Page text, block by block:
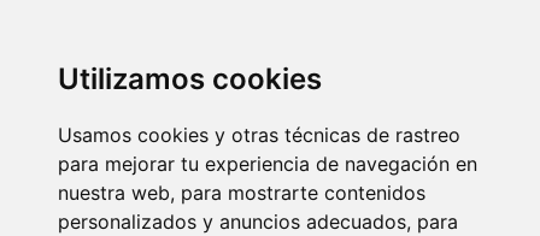
Utilizamos cookies
Usamos cookies y otras técnicas de rastreo
para mejorar tu experiencia de navegación en
nuestra web, para mostrarte contenidos
personalizados y anuncios adecuados, para
Periódico de Acción
Sindical